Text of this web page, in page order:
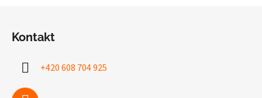
Kontakt
+420 608 704 925